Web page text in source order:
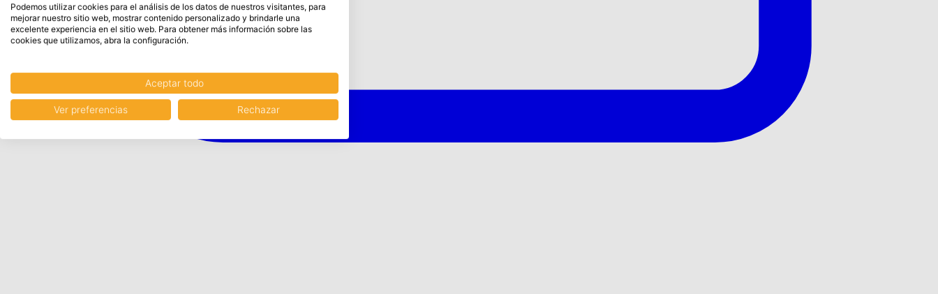
Podemos utilizar cookies para el análisis de los datos de nuestros visitantes, para
mejorar nuestro sitio web, mostrar contenido personalizado y brindarle una
excelente experiencia en el sitio web. Para obtener más información sobre las
cookies que utilizamos, abra la configuración.
Aceptar todo
Ver preferencias Rechazar